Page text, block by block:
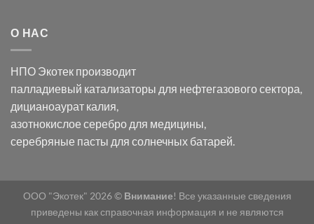
оксида
в
электролите
калий
дицианоаурат–
гексацианоферрата
О НАС
НПО Экотек производит
палладиевый катализаторы для нефтегазового сектора,
дицианоаурат калия
азотнокислое серебро для медицины,
серебряные пасты для солнечных батарей.
ООО "Экотек" 2026 © Внимание! Все указанные сведения
приведены как справочная информация и не являются